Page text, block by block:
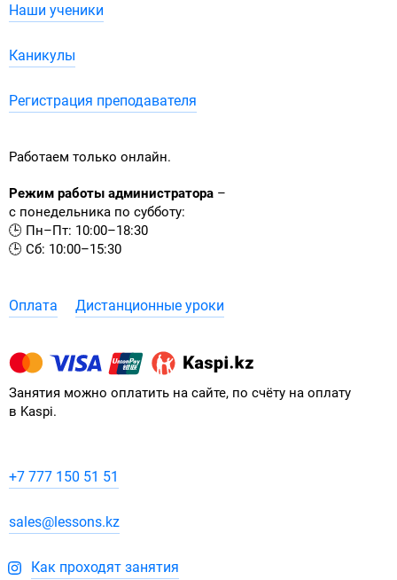
Наши ученики
Каникулы
Регистрация преподавателя
Работаем только онлайн.
Режим работы администратора –
с понедельника по субботу:
🕒 Пн–Пт: 10:00–18:30
🕒 Сб: 10:00–15:30
Оплата Дистанционные уроки
Занятия можно оплатить на сайте, по счёту на оплату
в Kaspi.
+7 777 150 51 51
sales@lessons.kz
Как проходят занятия